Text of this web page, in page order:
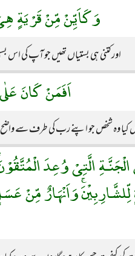
وَكَاَيِّنْ مِّنْ قَرْيَةٍ
اور کتنی ہی بستیاں تھیں جو آپ کی اس
اَفَمَنْ كَانَ
کیا وہ شخص جو اپنے رب کی طرف سے واضح
الَّتِىْ وُعِدَ
لِّلشَّارِبِيْنَۚ وَاَنْهَارٌ مِّنْ